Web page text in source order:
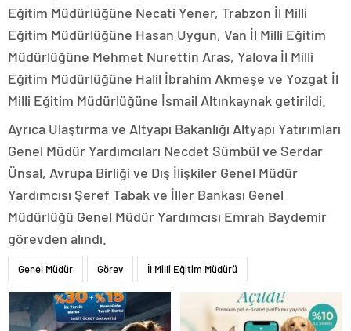
Eğitim Müdürlüğüne Necati Yener, Trabzon İl Milli
Eğitim Müdürlüğüne Hasan Uygun, Van İl Milli Eğitim
Müdürlüğüne Mehmet Nurettin Aras, Yalova İl Milli
Eğitim Müdürlüğüne Halil İbrahim Akmeşe ve Yozgat İl
Milli Eğitim Müdürlüğüne İsmail Altınkaynak getirildi.
Ayrıca Ulaştırma ve Altyapı Bakanlığı Altyapı Yatırımları
Genel Müdür Yardımcıları Necdet Sümbül ve Serdar
Ünsal, Avrupa Birliği ve Dış İlişkiler Genel Müdür
Yardımcısı Şeref Tabak ve İller Bankası Genel
Müdürlüğü Genel Müdür Yardımcısı Emrah Baydemir
görevden alındı.
Genel Müdür Görev İl Milli Eğitim Müdürü